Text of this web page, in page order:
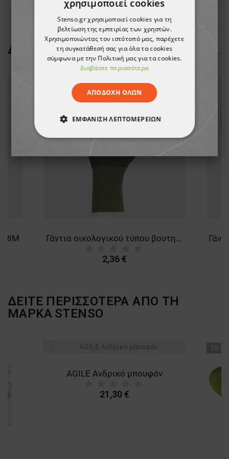
ΔΕΊΤΕ ΠΕΡΙΣΣΌΤΕΡΑ
Γάντια οικολογικού τύπου βουτηγμένα σε νιτρίλιο EGEBANT ECOCYCLE GREEN
2,36 €
ΔΕΙΤΕ ΠΕΡΙΣΣΟΤΕΡΑ ΑΠΟ ΤΗ
ΜΑΡΚΑ STENSO
AGILE Ανδρικό μπουφάν
21,30 €
χρησιμοποιεί cookies
Stenso.gr χρησιμοποιεί cookies για τη
βελτίωση της εμπειρίας των χρηστών.
Χρησιμοποιώντας τον ιστότοπό μας, παρέχετε
τη συγκατάθεσή σας για όλα τα cookies
σύμφωνα με την Πολιτική μας για τα cookies.
Διαβάστε περισσότερα
ΑΠΟΔΟΧΉ ΌΛΩΝ
ΕΜΦΆΝΙΣΗ ΛΕΠΤΟΜΕΡΕΙΏΝ
ΑΠΟΛΎΤΩΣ ΑΠΑΡΑΊΤΗΤΑ
ΑΠΌΔΟΣΗΣ
ΜΗ ΤΑΞΙΝΟΜΗΜΈΝΑ